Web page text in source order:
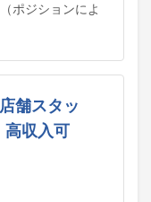
ポジションによ
舗スタッ
高収入可